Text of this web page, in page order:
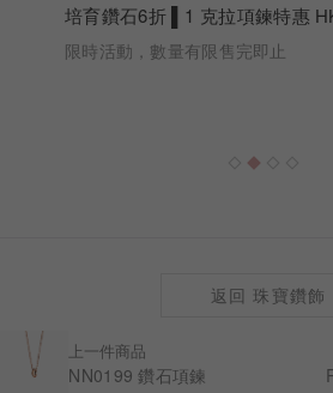
培育鑽石6折 ▌1 克拉項鍊特惠
限時活動，數量有限售完即止
上一件商品
NN0199 鑽石項鍊
返回 珠寶鑽飾